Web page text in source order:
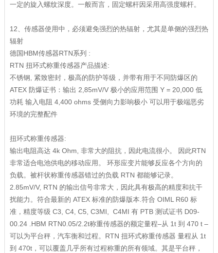
一定的旋入螺纹深度。一般而言，固定螺杆因采用高强度螺杆。
12、传感器使用中，必须避免强烈的热辐射，尤其是单侧的强烈热
辐射
德国HBM传感器RTN系列 :
RTN 扭环式称重传感器产品描述:
不锈钢, 紧致密封，极高的防护等级，并带有用于不同防爆区的
ATEX 防爆证书：输出 2,85mV/V 极小的应用范围 Y = 20,000 低
功耗 输入电阻 4,400 ohms 受侧向力影响极小 可以用于极端恶劣
环境的完整配件
扭环式称重传感器:
输出电阻高达 4k Ohm, 非常大的阻抗，因此电流很小。 因此RTN
非常适合电池供电的移动应用。 环形应变片能够反应各个方向的
负载。被杆状称重传感器错过的负载 RTN 都能够记录。
2.85mV/V, RTN 的输出信号非常大，因此具有极高的精度和抗干
扰能力。符合最新的 ATEX 标准的防爆版本.符合 OIML R60 标
准，精度等级 C3, C4, C5, C3MI, C4MI 有 PTB 测试证书 D09-
00.24 .HBM RTN0.05/2.2t称重传感器的额定量程–从 1t 到 470 t –
可以为平台秤，汽车衡和过程。RTN 扭环式称重传感器 量程从 1t
到 470t，可以覆盖几乎所有过程称重的所有领域。其是平台秤，